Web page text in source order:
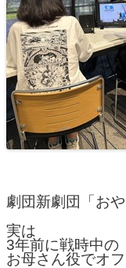
劇団新劇団「お
実は
3年前に戦時中の
お母さん役でオ